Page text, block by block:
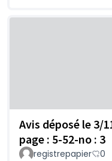
Avis déposé le 3/
page : 5-52-no : 3
registrepapier 0